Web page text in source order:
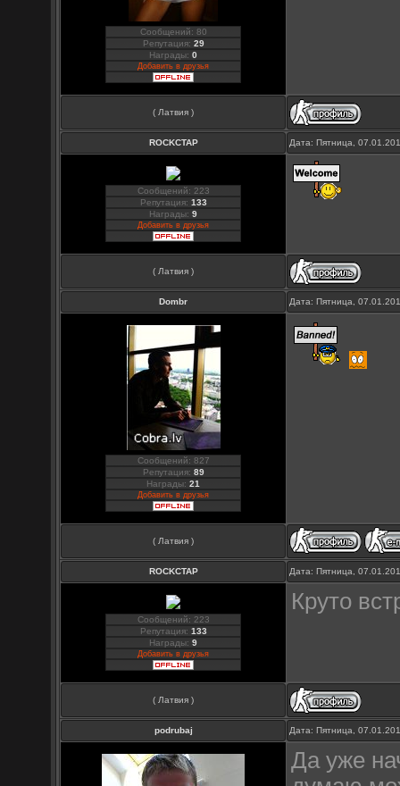
Сообщений: 80
Репутация: 29
Награды:0
Добавить в друзья
( Латвия )
ROCKCTAP Дата: Пятница,
Сообщений: 223
Репутация: 133
Награды:9
Добавить в друзья
( Латвия )
Dombr Дата: Пятница,
Сообщений: 827
Репутация: 89
Награды:21
Добавить в друзья
( Латвия )
ROCKCTAP Дата: Пятница,
Сообщений: 223
Репутация: 133
Награды:9
Добавить в друзья
Круто
( Латвия )
podrubaj Дата: Пятница,
Да уже